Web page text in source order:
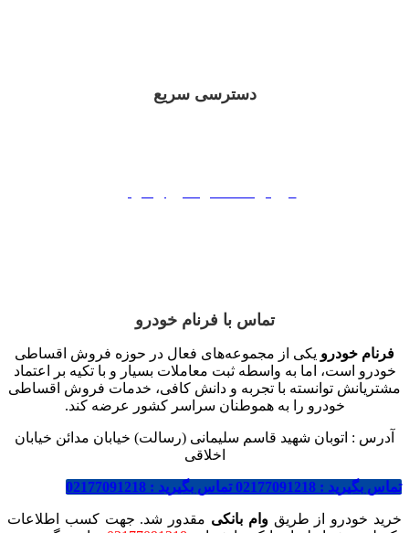
دسترسی سریع
تماس با فرنام خودرو
فرنام خودرو یکی از مجموعه‌های فعال در حوزه فروش اقساطی
خودرو است، اما به واسطه ثبت معاملات بسیار و با تکیه بر اعتماد
مشتریانش توانسته با تجربه و دانش کافی، خدمات فروش اقساطی
خودرو را به هموطنان سراسر کشور عرضه کند.
آدرس : اتوبان شهید قاسم سلیمانی (رسالت) خیابان مدائن خیابان
اخلاقی
تماس بگیرید : 02177091218 تماس بگیرید : 02177091218
خرید خودرو از طریقوام بانکی مقدور شد. جهت کسب اطلاعات